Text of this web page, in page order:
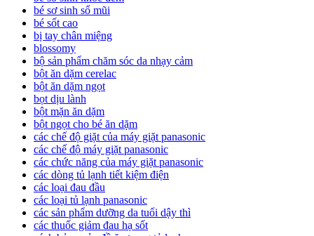
bé sơ sinh sổ mũi
bé sốt cao
bị tay chân miệng
blossomy
bộ sản phẩm chăm sóc da nhạy cảm
bột ăn dặm cerelac
bột ăn dặm ngọt
bọt dịu lành
bột mặn ăn dặm
bột ngọt cho bé ăn dặm
các chế độ giặt của máy giặt panasonic
các chế độ máy giặt panasonic
các chức năng của máy giặt panasonic
các dòng tủ lạnh tiết kiệm điện
các loại đau đầu
các loại tủ lạnh panasonic
các sản phẩm dưỡng da tuổi dậy thì
các thuốc giảm đau hạ sốt